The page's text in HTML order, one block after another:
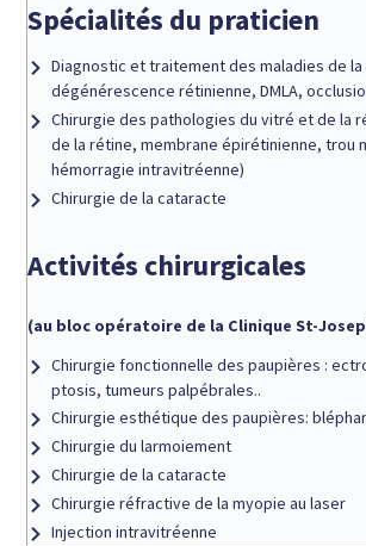
Spécialités du praticien
Diagnostic et traitement des maladies de
dégénérescence rétinienne, DMLA,
Chirurgie des pathologies du vitré et de la
de la rétine, membrane épirétinienne, trou
hémorragie intravitréenne)
Chirurgie de la cataracte
Activités chirurgicales
(au bloc opératoire de la Clinique St-
Chirurgie fonctionnelle des paupières :
ptosis, tumeurs palpébrales..
Chirurgie esthétique des paupières:
Chirurgie du larmoiement
Chirurgie de la cataracte
Chirurgie réfractive de la myopie au laser
Injection intravitréenne